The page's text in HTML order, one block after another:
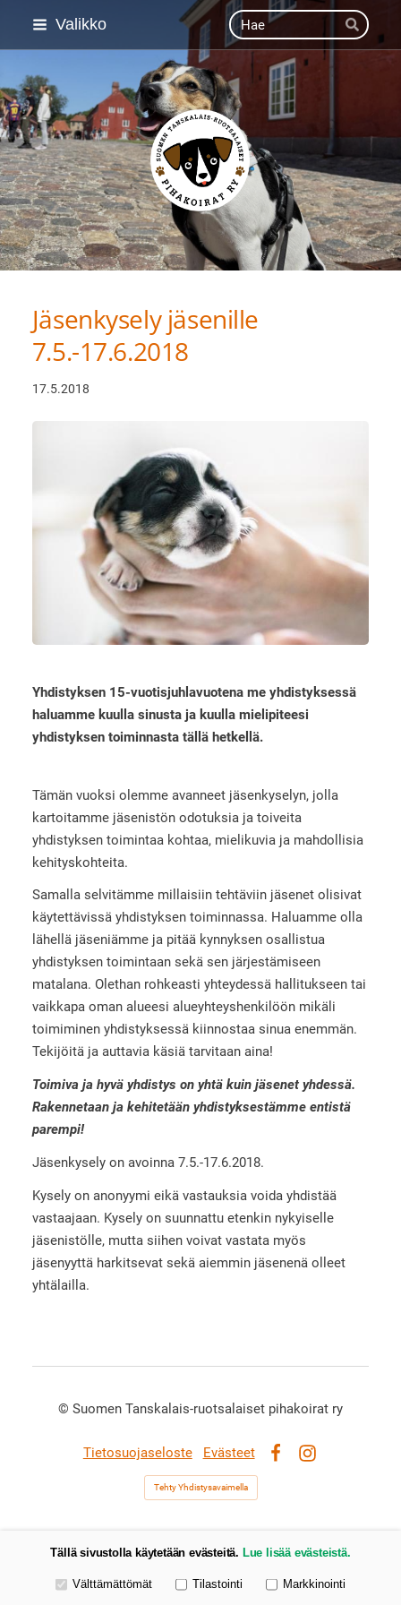
Siirry
Valikko Haku
Hae
Suomen Tanskalais-
Jäsenkysely jäsenille
7.5.-17.6.2018
17.5.2018
Yhdistyksen 15-vuotisjuhlavuotena me yhdistyksessä
haluamme kuulla sinusta ja kuulla mielipiteesi
yhdistyksen toiminnasta tällä hetkellä.
Tämän vuoksi olemme avanneet jäsenkyselyn, jolla
kartoitamme jäsenistön odotuksia ja toiveita
yhdistyksen toimintaa kohtaa, mielikuvia ja mahdollisia
kehityskohteita.
Samalla selvitämme millaisiin tehtäviin jäsenet olisivat
käytettävissä yhdistyksen toiminnassa. Haluamme olla
lähellä jäseniämme ja pitää kynnyksen osallistua
yhdistyksen toimintaan sekä sen järjestämiseen
matalana. Olethan rohkeasti yhteydessä hallitukseen tai
vaikkapa oman alueesi alueyhteyshenkilöön mikäli
toimiminen yhdistyksessä kiinnostaa sinua enemmän.
Tekijöitä ja auttavia käsiä tarvitaan aina!
Toimiva ja hyvä yhdistys on yhtä kuin jäsenet yhdessä.
Rakennetaan ja kehitetään yhdistyksestämme entistä
parempi!
Jäsenkysely on avoinna 7.5.-17.6.2018.
Kysely on anonyymi eikä vastauksia voida yhdistää
vastaajaan. Kysely on suunnattu etenkin nykyiselle
jäsenistölle, mutta siihen voivat vastata myös
jäsenyyttä harkitsevat sekä aiemmin jäsenenä olleet
yhtälailla.
© Suomen Tanskalais-ruotsalaiset pihakoirat ry
Tietosuojaseloste
Evästeet
Tehty Yhdistysavaimella
Tällä sivustolla käytetään evästeitä. Lue lisää evästeistä.
Valitse käytettävät evästeet
Välttämättömät Tilastointi Markkinointi